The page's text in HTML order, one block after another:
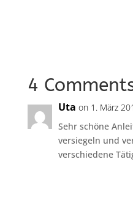
4
Uta on 1. März
Sehr schöne
versiegeln und
verschiedene